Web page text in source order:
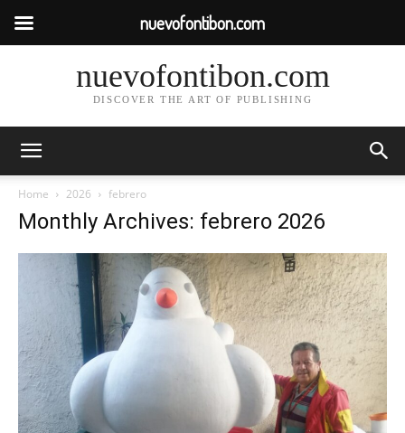
nuevofontibon.com
DISCOVER THE ART OF PUBLISHING
Home 2026 febrero
Monthly Archives: febrero 2026
nuevofontibon.com